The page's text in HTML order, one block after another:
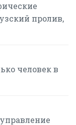
пролив,
человек в